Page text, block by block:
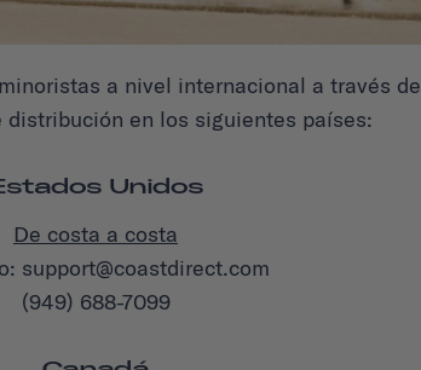
a nivel internacional a través de
distribución en los siguientes países:
Unidos
De costa a costa
support@coastdirect.com
(949) 688-7099